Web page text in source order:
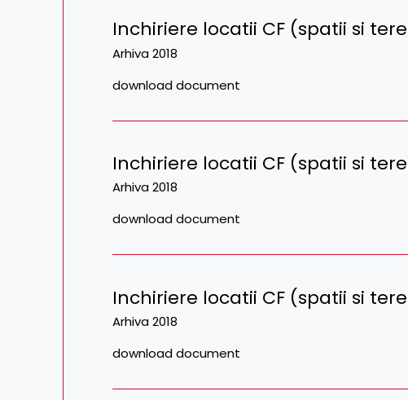
Inchiriere locatii CF (spatii si
Arhiva 2018
download document
Inchiriere locatii CF (spatii si
Arhiva 2018
download document
Inchiriere locatii CF (spatii si
Arhiva 2018
download document